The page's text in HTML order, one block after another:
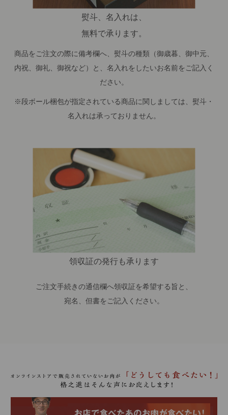
熨斗、名入れは、
無料で承ります。
商品をご注文の際に備考欄へ、熨斗の種類（御歳暮、御中元、
内祝、御礼、御祝など）と、名入れをしたいお名前をご記入く
ださい。
※段ボール梱包が指定されている商品に関しましては、熨斗・
名入れは承っておりません。
領収証の発行も承ります
ご注文手続きの通信欄へ領収証を希望する旨と、
宛名、但書をご記入ください。